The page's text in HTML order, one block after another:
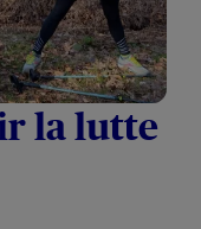
la lutte